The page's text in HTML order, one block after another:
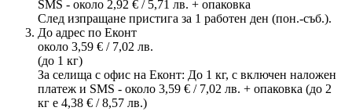
SMS - около 2,92 € / 5,71 лв. + опаковка
След изпращане пристига за 1 работен ден (пон.-съб.).
До адрес по Еконт
около 3,59 € / 7,02 лв.
(до 1 кг)
За селища с офис на Еконт: До 1 кг, с включен наложен
платеж и SMS - около 3,59 € / 7,02 лв. + опаковка (до 2
кг е 4,38 € / 8,57 лв.)